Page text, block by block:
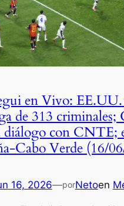
en Vivo: EE.UU.
de 313 criminales;
diálogo con CNTE;
Cabo Verde (16/
16, 2026—porNetoen